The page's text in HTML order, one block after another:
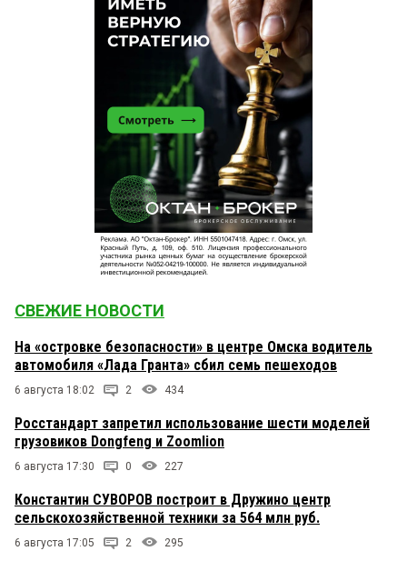
СВЕЖИЕ НОВОСТИ
На «островке безопасности» в центре Омска водитель
автомобиля «Лада Гранта» сбил семь пешеходов
6 августа 18:02 2 434
Росстандарт запретил использование шести моделей
грузовиков Dongfeng и Zoomlion
6 августа 17:30 0 227
Константин СУВОРОВ построит в Дружино центр
сельскохозяйственной техники за 564 млн руб.
6 августа 17:05 2 295